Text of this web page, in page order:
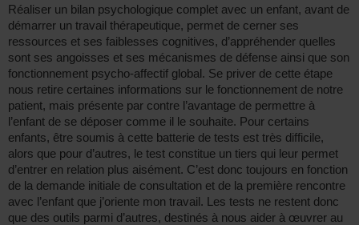
Réaliser un bilan psychologique complet avec un enfant, avant de
démarrer un travail thérapeutique, permet de cerner ses
ressources et ses faiblesses cognitives, d’appréhender quelles
sont ses angoisses et ses mécanismes de défense ainsi que son
fonctionnement psycho-affectif global. Se priver de cette étape
nous retire certaines informations sur le fonctionnement de notre
patient, mais présente par contre l’avantage de permettre à
l’enfant de se déposer comme il le souhaite. Pour certains
enfants, être soumis à cette batterie de tests est très difficile,
alors que pour d’autres, le test constitue un tiers qui leur permet
d’entrer en relation plus aisément. C’est donc toujours en fonction
de la demande initiale de consultation et de la première rencontre
avec l’enfant que j’oriente mon travail. Les tests ne restent donc
que des outils parmi d’autres, destinés à nous aider à œuvrer au